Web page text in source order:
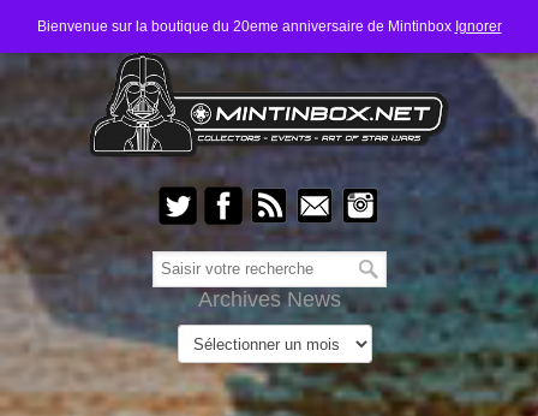
Bienvenue sur la boutique du 20eme anniversaire de Mintinbox Ignorer
Archives News